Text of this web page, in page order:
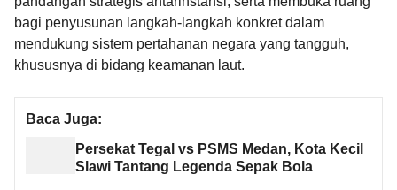
bagi penyusunan langkah-langkah konkret dalam
mendukung sistem pertahanan negara yang tangguh,
khususnya di bidang keamanan laut.
Baca Juga:
Persekat Tegal vs PSMS Medan, Kota Kecil
Slawi Tantang Legenda Sepak Bola